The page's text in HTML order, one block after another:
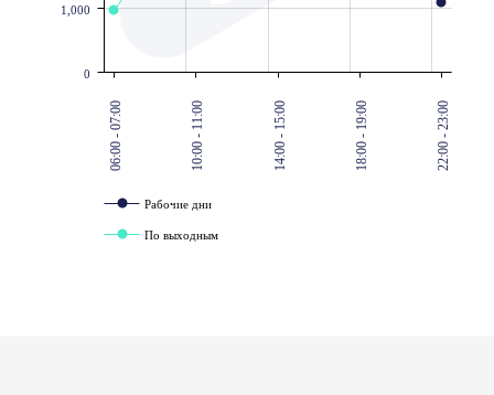
06:00 - 07:00 10:00 - 11:00 14:00 - 15:00 18:00 - 19:00 22:00 - 23:00
0
1,000
Рабочие дни
По выходным